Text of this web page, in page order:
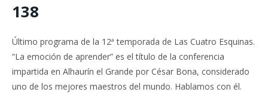
138
Último programa de la 12ª temporada de Las Cuatro Esquinas.
“La emoción de aprender” es el título de la conferencia
impartida en Alhaurín el Grande por César Bona, considerado
uno de los mejores maestros del mundo. Hablamos con él.